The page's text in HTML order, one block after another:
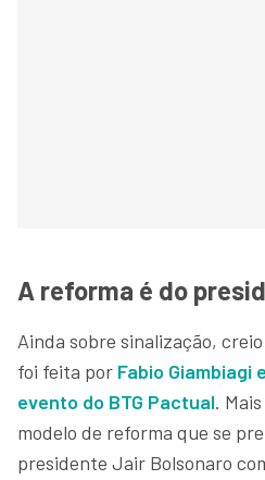
A reforma é do
Ainda sobre sinalização,
foi feita por Fabio Giambiagi
evento do BTG Pactual.
modelo de reforma que se
presidente Jair Bolsonaro